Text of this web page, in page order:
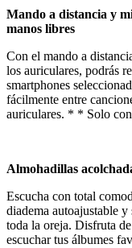
Mando a distancia y
manos libres
Con el mando a
los auriculares, podrás
smartphones
fácilmente entre
auriculares. * * Solo
Almohadillas
Escucha con total
diadema autoajustable
toda la oreja. Disfruta
escuchar tus álbumes